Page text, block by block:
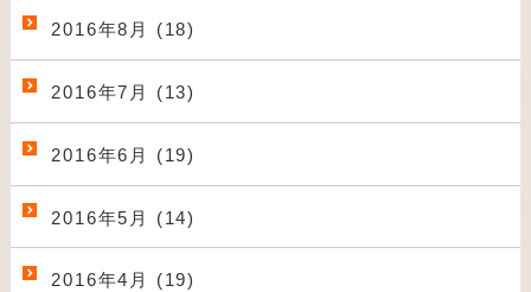
2016年8月 (18)
2016年7月 (13)
2016年6月 (19)
2016年5月 (14)
2016年4月 (19)